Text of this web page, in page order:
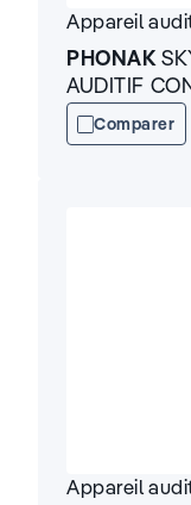
Appareil
PHONAK
AUDITIF
Comparer
Appareil